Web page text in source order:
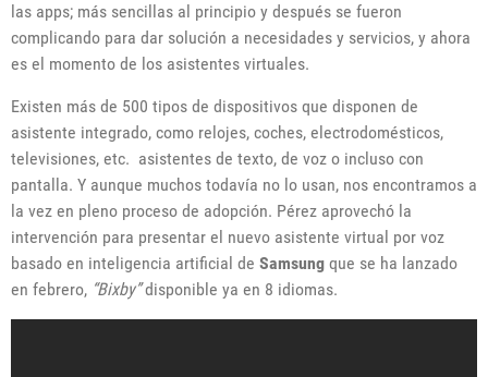
las apps; más sencillas al principio y después se fueron
complicando para dar solución a necesidades y servicios, y ahora
es el momento de los asistentes virtuales.
Existen más de 500 tipos de dispositivos que disponen de
asistente integrado, como relojes, coches, electrodomésticos,
televisiones, etc. asistentes de texto, de voz o incluso con
pantalla. Y aunque muchos todavía no lo usan, nos encontramos a
la vez en pleno proceso de adopción. Pérez aprovechó la
intervención para presentar el nuevo asistente virtual por voz
basado en inteligencia artificial de Samsung que se ha lanzado
en febrero, “Bixby”disponible ya en 8 idiomas.